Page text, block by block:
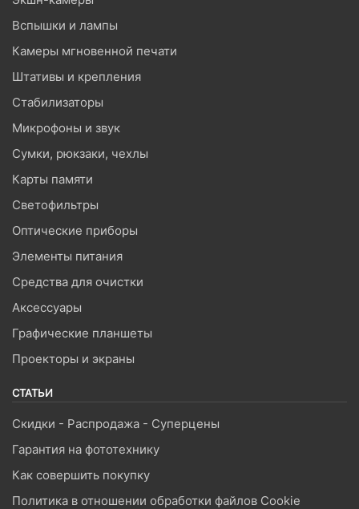
Вспышки и лампы
Камеры мгновенной печати
Штативы и крепления
Стабилизаторы
Микрофоны и звук
Сумки, рюкзаки, чехлы
Карты памяти
Светофильтры
Оптические приборы
Элементы питания
Средства для очистки
Аксессуары
Графические планшеты
Проекторы и экраны
СТАТЬИ
Скидки - Распродажа - Суперцены
Гарантия на фототехнику
Как совершить покупку
Политика в отношении обработки файлов Cookie